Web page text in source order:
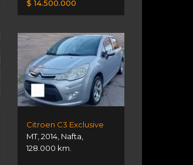
$ 14.500.000
Citroen C3 Exclusive
MT,2014 Nafta
128.000 km.